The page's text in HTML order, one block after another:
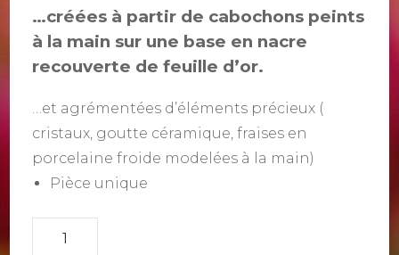
…créées à partir de cabochons peints
à la main sur une base en nacre
recouverte de feuille d’or.
…et agrémentées d’éléments précieux (
cristaux, goutte céramique, fraises en
porcelaine froide modelées à la main)
Pièce unique
quantité